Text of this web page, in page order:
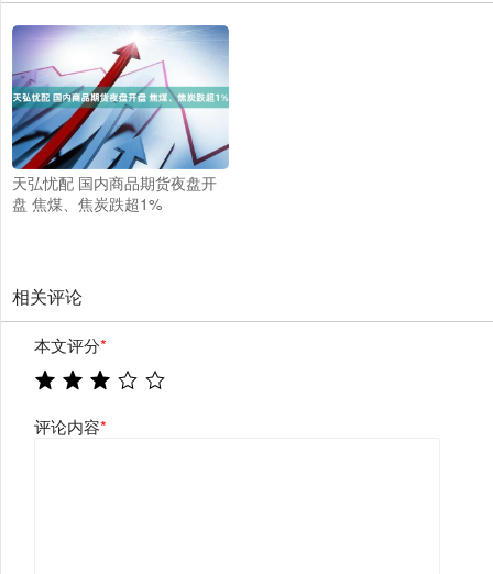
天弘忧配 国内商品期货夜盘开
盘 焦煤、焦炭跌超1%
相关评论
本文评分*
评论内容*